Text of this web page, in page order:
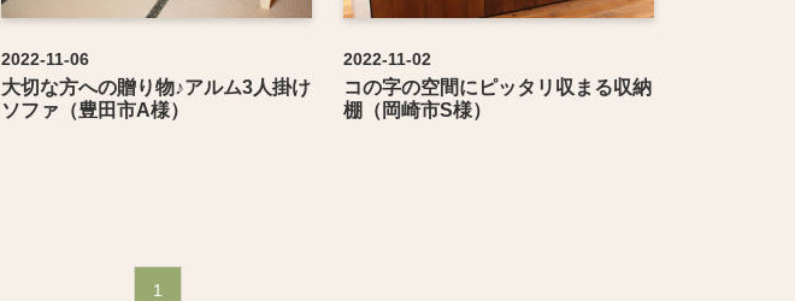
2022-11-06
大切な方への贈り物♪アルム3人掛け
ソファ（豊田市A様）
2022-11-02
コの字の空間にピッタリ収まる収納
棚（岡崎市S様）
1